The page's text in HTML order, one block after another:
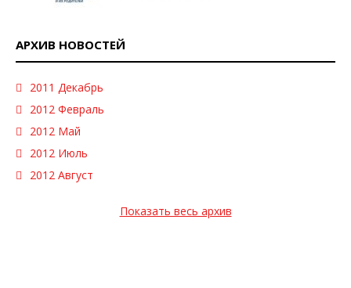
АРХИВ НОВОСТЕЙ
2011 Декабрь
2012 Февраль
2012 Май
2012 Июль
2012 Август
Показать весь архив